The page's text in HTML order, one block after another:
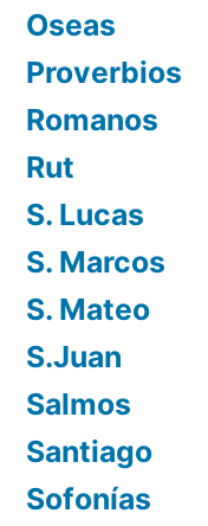
Oseas
Proverbios
Romanos
Rut
S. Lucas
S. Marcos
S. Mateo
S.Juan
Salmos
Santiago
Sofonías